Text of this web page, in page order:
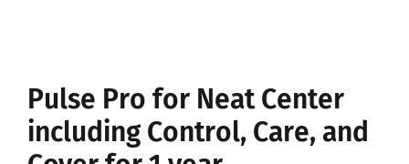
Pulse Pro for Neat Center
including Control, Care, and